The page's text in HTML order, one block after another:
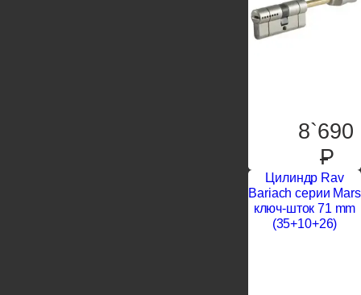
8`690
P
Цилиндр Rav
Bariach серии Mars
ключ-шток 71 mm
(35+10+26)